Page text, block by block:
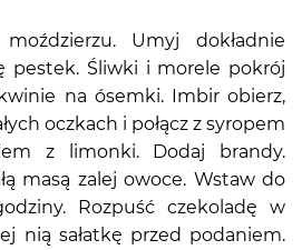
Umyj dokładnie
pestek. Śliwki i morele pokrój
na ósemki. Imbir obierz,
oczkach i połącz z syropem
z limonki. Dodaj brandy.
masą zalej owoce. Wstaw do
Rozpuść czekoladę w
nią sałatkę przed podaniem.